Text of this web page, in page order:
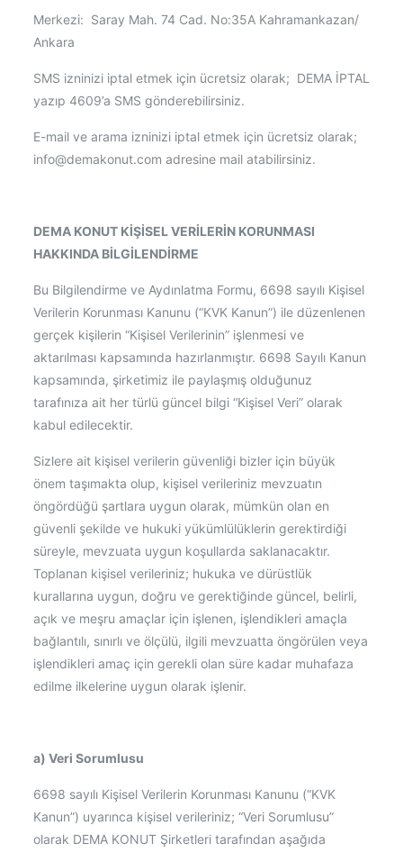
Merkezi: Saray Mah. 74 Cad. No:35A Kahramankazan/
Ankara
SMS izninizi iptal etmek için ücretsiz olarak; DEMA İPTAL
yazıp 4609’a SMS gönderebilirsiniz.
E-mail ve arama izninizi iptal etmek için ücretsiz olarak;
info@demakonut.com adresine mail atabilirsiniz.
DEMA KONUT KİŞİSEL VERİLERİN KORUNMASI
HAKKINDA BİLGİLENDİRME
Bu Bilgilendirme ve Aydınlatma Formu, 6698 sayılı Kişisel
Verilerin Korunması Kanunu (“KVK Kanun”) ile düzenlenen
gerçek kişilerin “Kişisel Verilerinin” işlenmesi ve
aktarılması kapsamında hazırlanmıştır. 6698 Sayılı Kanun
kapsamında, şirketimiz ile paylaşmış olduğunuz
tarafınıza ait her türlü güncel bilgi “Kişisel Veri” olarak
kabul edilecektir.
Sizlere ait kişisel verilerin güvenliği bizler için büyük
önem taşımakta olup, kişisel verileriniz mevzuatın
öngördüğü şartlara uygun olarak, mümkün olan en
güvenli şekilde ve hukuki yükümlülüklerin gerektirdiği
süreyle, mevzuata uygun koşullarda saklanacaktır.
Toplanan kişisel verileriniz; hukuka ve dürüstlük
kurallarına uygun, doğru ve gerektiğinde güncel, belirli,
açık ve meşru amaçlar için işlenen, işlendikleri amaçla
bağlantılı, sınırlı ve ölçülü, ilgili mevzuatta öngörülen veya
işlendikleri amaç için gerekli olan süre kadar muhafaza
edilme ilkelerine uygun olarak işlenir.
a) Veri Sorumlusu
6698 sayılı Kişisel Verilerin Korunması Kanunu (“KVK
Kanun”) uyarınca kişisel verileriniz; “Veri Sorumlusu”
olarak DEMA KONUT Şirketleri tarafından aşağıda